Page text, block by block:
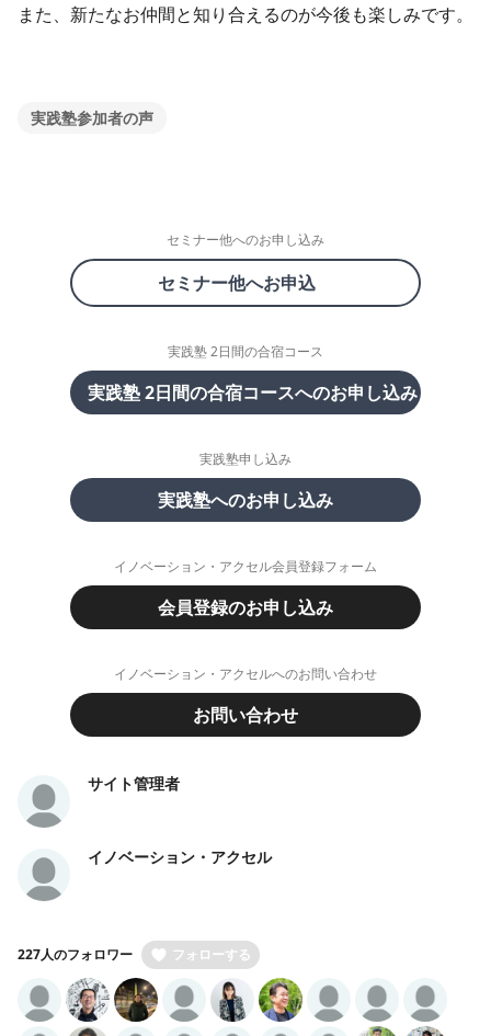
また、新たなお仲間と知り合えるのが今後も楽しみです。
実践塾参加者の声
セミナー他へのお申し込み
セミナー他へお申込
実践塾 2日間の合宿コース
実践塾 2日間の合宿コースへのお申し込み
実践塾申し込み
実践塾へのお申し込み
イノベーション・アクセル会員登録フォーム
会員登録のお申し込み
イノベーション・アクセルへのお問い合わせ
お問い合わせ
サイト管理者
イノベーション・アクセル
227人のフォロワー フォローする